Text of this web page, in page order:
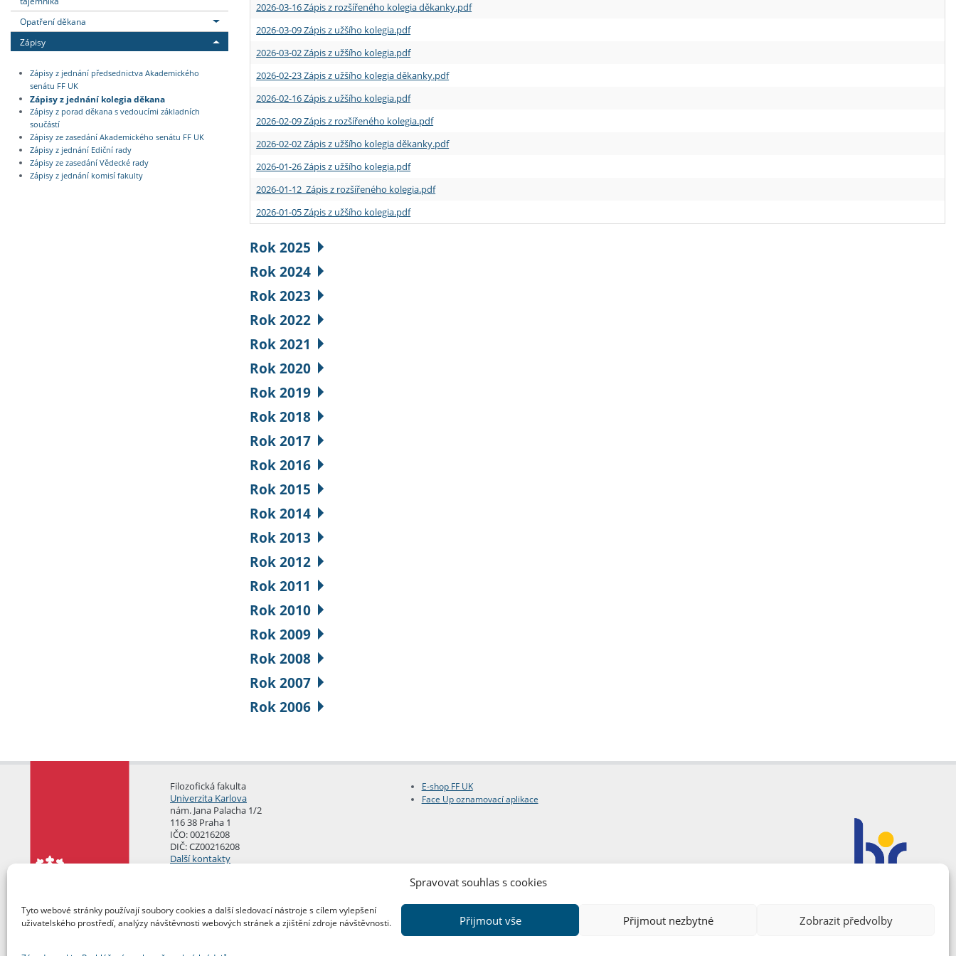
Spravovat souhlas s cookies
Tyto webové stránky používají soubory cookies a další sledovací nástroje s cílem vylepšení
uživatelského prostředí, analýzy návštěvnosti webových stránek a zjištění zdroje návštěvnosti.
Přijmout vše Přijmout nezbytné Zobrazit předvolby
Opatření děkana
Zápisy
Zápisy z jednání předsednictva Akademického
senátu FF UK
Zápisy z jednání kolegia děkana
Zápisy z porad děkana s vedoucími základních
součástí
Zápisy ze zasedání Akademického senátu FF UK
Zápisy z jednání Ediční rady
Zápisy ze zasedání Vědecké rady
Zápisy z jednání komisí fakulty
2026-03-16 Zápis z rozšířeného kolegia děkanky.pdf
2026-03-09 Zápis z užšího kolegia.pdf
2026-03-02 Zápis z užšího kolegia.pdf
2026-02-23 Zápis z užšího kolegia děkanky.pdf
2026-02-16 Zápis z užšího kolegia.pdf
2026-02-09 Zápis z rozšířeného kolegia.pdf
2026-02-02 Zápis z užšího kolegia děkanky.pdf
2026-01-26 Zápis z užšího kolegia.pdf
2026-01-12 Zápis z rozšířeného kolegia.pdf
2026-01-05 Zápis z užšího kolegia.pdf
Rok 2025
Rok 2024
Rok 2023
Rok 2022
Rok 2021
Rok 2020
Rok 2019
Rok 2018
Rok 2017
Rok 2016
Rok 2015
Rok 2014
Rok 2013
Rok 2012
Rok 2011
Rok 2010
Rok 2009
Rok 2008
Rok 2007
Rok 2006
Filozofická fakulta
Univerzita Karlova
nám. Jana Palacha 1/2
116 38 Praha 1
IČO: 00216208
DIČ: CZ00216208
Další kontakty
E-shop FF UK
Face Up oznamovací aplikace